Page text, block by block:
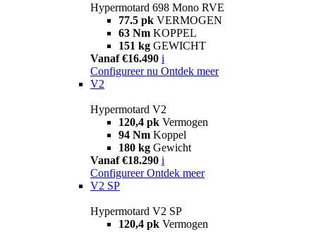
Hypermotard 698 Mono RVE
77.5 pk VERMOGEN
63 Nm KOPPEL
151 kg GEWICHT
Vanaf €16.490 i
Configureer nu Ontdek meer
V2
Hypermotard V2
120,4 pk Vermogen
94 Nm Koppel
180 kg Gewicht
Vanaf €18.290 i
Configureer Ontdek meer
V2 SP
Hypermotard V2 SP
120,4 pk Vermogen